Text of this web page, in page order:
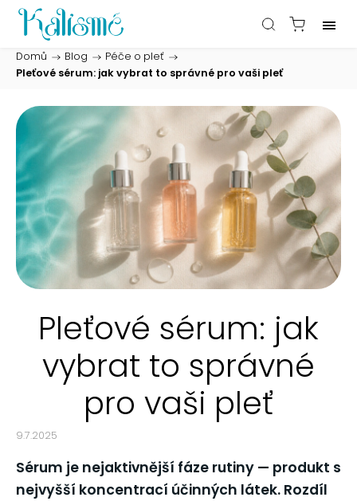
Domů / Blog / Péče o pleť /
Pleťové sérum: jak vybrat to správné pro vaši pleť
Pleťové sérum: jak
vybrat to správné
pro vaši pleť
9.7.2025
Sérum je nejaktivnější fáze rutiny — produkt s
nejvyšší koncentrací účinných látek. Rozdíl